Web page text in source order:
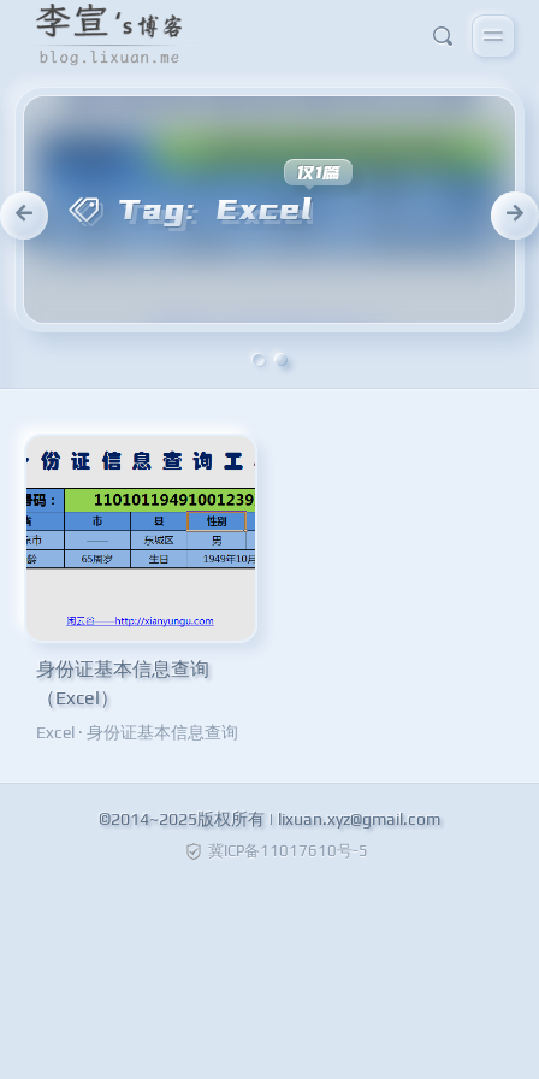
身份证基本信息查询
（Excel）
Excel · 身份证基本信息查询
©2014~2025版权所有 | lixuan.xyz@gmail.com
冀ICP备11017610号-5